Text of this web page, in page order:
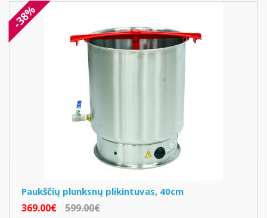
-38%
Paukščių plunksnų plikintuvas, 40cm
369.00€ 599.00€